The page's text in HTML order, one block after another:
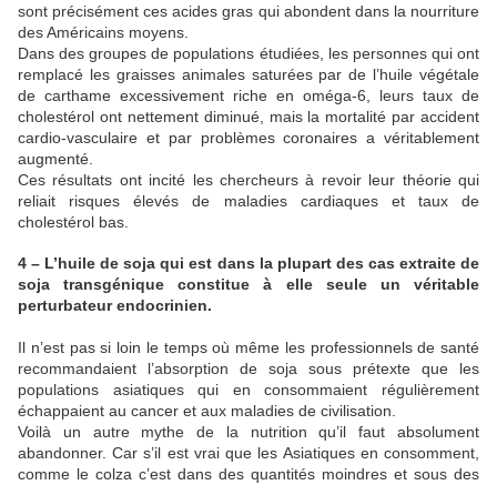
sont précisément ces acides gras qui abondent dans la nourriture
des Américains moyens.
Dans des groupes de populations étudiées, les personnes qui ont
remplacé les graisses animales saturées par de l’huile végétale
de carthame excessivement riche en oméga-6, leurs taux de
cholestérol ont nettement diminué, mais la mortalité par accident
cardio-vasculaire et par problèmes coronaires a véritablement
augmenté.
Ces résultats ont incité les chercheurs à revoir leur théorie qui
reliait risques élevés de maladies cardiaques et taux de
cholestérol bas.
4 – L’huile de soja qui est dans la plupart des cas extraite de
soja transgénique constitue à elle seule un véritable
perturbateur endocrinien.
Il n’est pas si loin le temps où même les professionnels de santé
recommandaient l’absorption de soja sous prétexte que les
populations asiatiques qui en consommaient régulièrement
échappaient au cancer et aux maladies de civilisation.
Voilà un autre mythe de la nutrition qu’il faut absolument
abandonner. Car s’il est vrai que les Asiatiques en consomment,
comme le colza c’est dans des quantités moindres et sous des